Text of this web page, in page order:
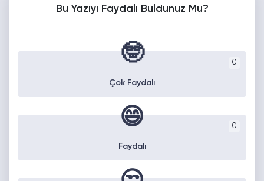
Bu Yazıyı Faydalı Buldunuz Mu?
0
🤓
Çok Faydalı
0
😄
Faydalı